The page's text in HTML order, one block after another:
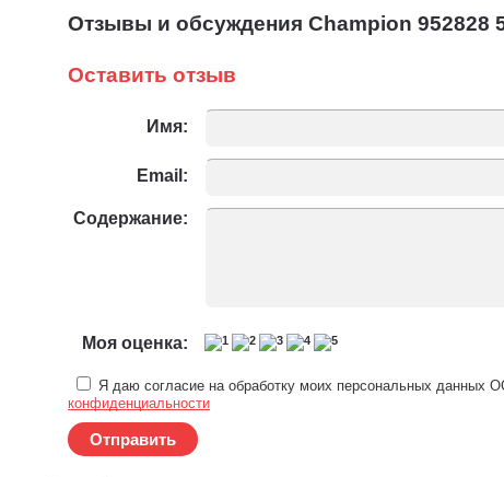
Отзывы и обсуждения Champion 952828
Оставить отзыв
Имя:
Email:
Содержание:
Моя оценка:
Я даю согласие на обработку моих персональных данных
конфиденциальности
Отправить